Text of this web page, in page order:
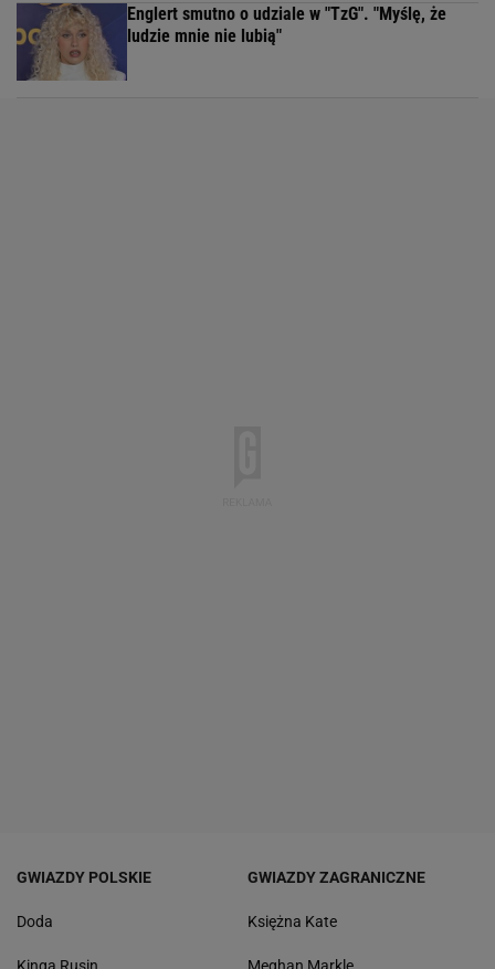
Englert smutno o udziale w "TzG". "Myślę, że
ludzie mnie nie lubią"
GWIAZDY POLSKIE
Doda
GWIAZDY ZAGRANICZNE
Księżna Kate